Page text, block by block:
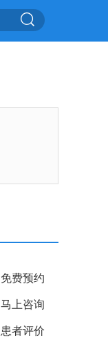
免费预约
马上咨询
患者评价